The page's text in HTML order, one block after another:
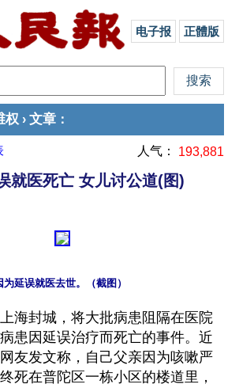
电子报 正體版
权 › 文章 ：
人气： 193,881
就医死亡 女儿讨公道(图)
上海封城，将大批病患阻隔在医院
患因延误治疗而死亡的事件。近
友发文称，自己父亲因为咳嗽严
死在普陀区一栋小区的楼道里，